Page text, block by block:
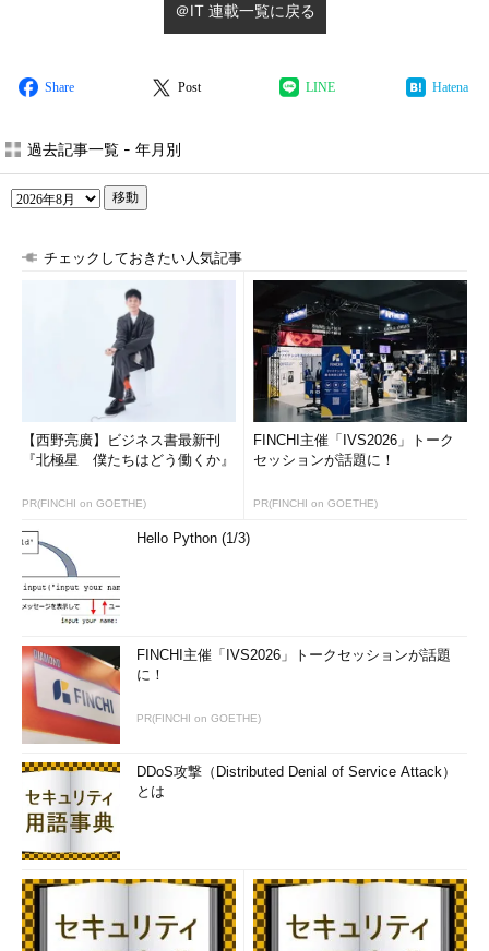
＠IT 連載一覧に戻る
Share Post LINE Hatena
過去記事一覧 - 年月別
移動
チェックしておきたい人気記事
【西野亮廣】ビジネス書最新刊
『北極星 僕たちはどう働くか』
PR(FINCHI on GOETHE)
FINCHI主催「IVS2026」トーク
セッションが話題に！
PR(FINCHI on GOETHE)
Hello Python (1/3)
FINCHI主催「IVS2026」トークセッションが話題
に！
PR(FINCHI on GOETHE)
DDoS攻撃（Distributed Denial of Service Attack）
とは